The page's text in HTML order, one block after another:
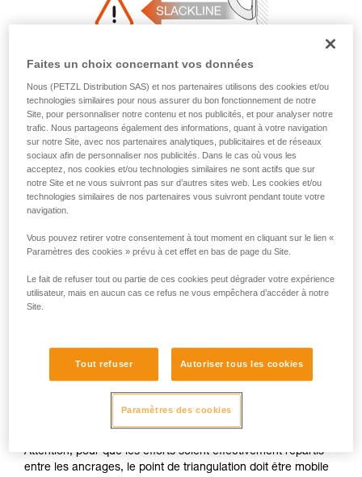
ne suffit pas
ancrages pourra les faire céder à leur tour. Il existe de
ancrages par triangulation, la règle de base étant que plus
Attention, pour que les efforts soient effectivement répartis
entre les ancrages, le point de triangulation doit être mobile
Faites un choix concernant vos données
Nous (PETZL Distribution SAS) et nos partenaires utilisons des cookies et/ou
technologies similaires pour nous assurer du bon fonctionnement de notre
Site, pour personnaliser notre contenu et nos publicités, et pour analyser notre
trafic. Nous partageons également des informations, quant à votre navigation
sur notre Site, avec nos partenaires analytiques, publicitaires et de réseaux
sociaux afin de personnaliser nos publicités. Dans le cas où vous les
acceptez, nos cookies et/ou technologies similaires ne sont actifs que sur
notre Site et ne vous suivront pas sur d’autres sites web. Les cookies et/ou
technologies similaires de nos partenaires vous suivront pendant toute votre
navigation.
Vous pouvez retirer votre consentement à tout moment en cliquant sur le lien «
Paramètres des cookies » prévu à cet effet en bas de page du Site.
Le fait de refuser tout ou partie de ces cookies peut dégrader votre expérience
utilisateur, mais en aucun cas ce refus ne vous empêchera d’accéder à notre
Site.
Tout refuser Autoriser tous les cookies
Paramètres des cookies